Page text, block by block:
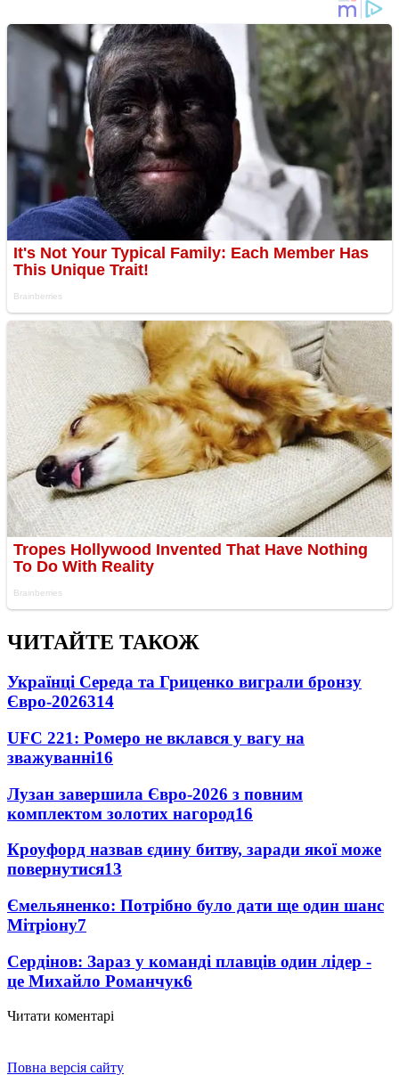
ЧИТАЙТЕ ТАКОЖ
Українці Середа та Гриценко виграли бронзу
Євро-2026314
UFC 221: Ромеро не вклався у вагу на
зважуванні16
Лузан завершила Євро-2026 з повним
комплектом золотих нагород16
Кроуфорд назвав єдину битву, заради якої може
повернутися13
Ємельяненко: Потрібно було дати ще один шанс
Мітріону7
Сердінов: Зараз у команді плавців один лідер -
це Михайло Романчук6
Читати коментарі
Повна версія сайту